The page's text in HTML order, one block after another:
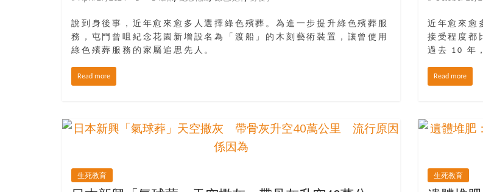
觀
積
極
的
度，
豐
二
說到身後事，近年愈來愈多人選擇綠色殯葬。為進一步提升綠色殯葬服
務，屯門曾咀紀念花園新增設名為「渡船」的木刻藝術裝置，讓曾使用
綠色殯葬服務的家屬追思先人。
Read more
近年愈來愈
接受程度都
過去 10 年
Read more
生死教育 生死教育